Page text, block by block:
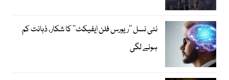
نئی نسل ’’ریورس فلن ایفیکٹ‘‘ کا شکار، ذہانت کم
ہونے لگی